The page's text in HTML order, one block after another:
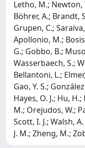
Letho, M.; Newton,
Böhrer, A.; Brandt,
Grupen, C.;
Apollonio, M.;
G.; Gobbo, B.;
Wasserbaech, S.;
Bellantoni, L.;
Gao, Y. S.;
Hayes, O. J.; Hu,
M.; Orejudos, W.;
Scott, I. J.; Walsh,
J. M.; Zheng, M.;